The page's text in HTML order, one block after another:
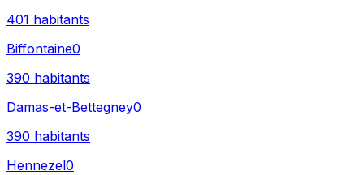
401 habitants
Biffontaine0
390 habitants
Damas-et-Bettegney0
390 habitants
Hennezel0